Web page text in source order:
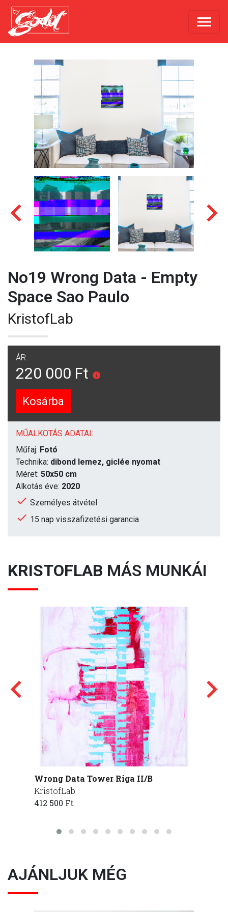
No19 Wrong Data - Empty
Space Sao Paulo
KristofLab
ÁR:
220 000 Ft
Kosárba
MŰALKOTÁS ADATAI:
Műfaj: Fotó
Technika: dibond lemez, giclée nyomat
Méret: 50x50 cm
Alkotás éve: 2020
Személyes átvétel
15 nap visszafizetési garancia
KRISTOFLAB MÁS MUNKÁI
Wrong Data Tower Riga II/B
KristofLab
412 500 Ft
AJÁNLJUK MÉG